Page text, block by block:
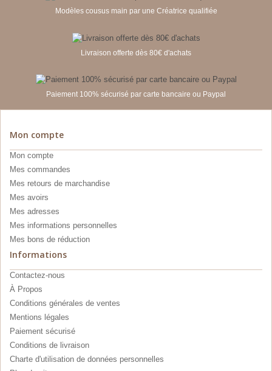
Modèles cousus main par une Créatrice qualifiée
Livraison offerte dès 80€ d'achats
Paiement 100% sécurisé par carte bancaire ou Paypal
Mon compte
Mon compte
Mes commandes
Mes retours de marchandise
Mes avoirs
Mes adresses
Mes informations personnelles
Mes bons de réduction
Informations
Contactez-nous
À Propos
Conditions générales de ventes
Mentions légales
Paiement sécurisé
Conditions de livraison
Charte d'utilisation de données personnelles